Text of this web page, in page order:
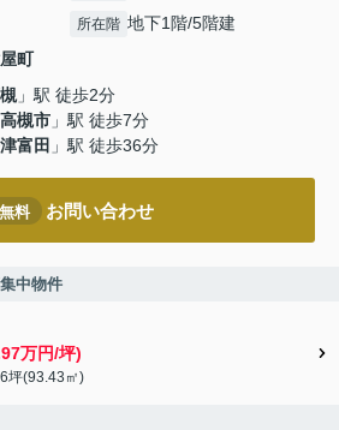
所在階 地下1階/5階建
町
」駅 徒歩2分
高槻市 」駅 徒歩7分
富田 」駅 徒歩36分
無料 お問い合わせ
中物件
万円/坪)
坪(93.43㎡)